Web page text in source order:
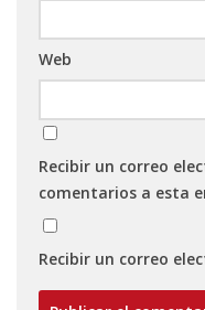
Web
Recibir un correo
comentarios a esta
Recibir un correo